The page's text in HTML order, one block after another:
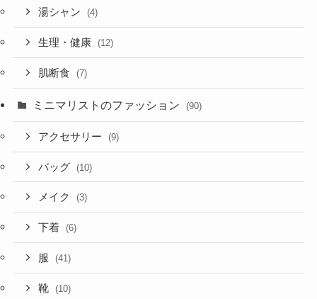
湯シャン (4)
生理・健康 (12)
肌断食 (7)
ミニマリストのファッション (90)
アクセサリー (9)
バッグ (10)
メイク (3)
下着 (6)
服 (41)
靴 (10)